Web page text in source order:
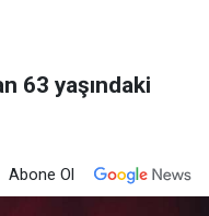
63 yaşındaki
Abone Ol